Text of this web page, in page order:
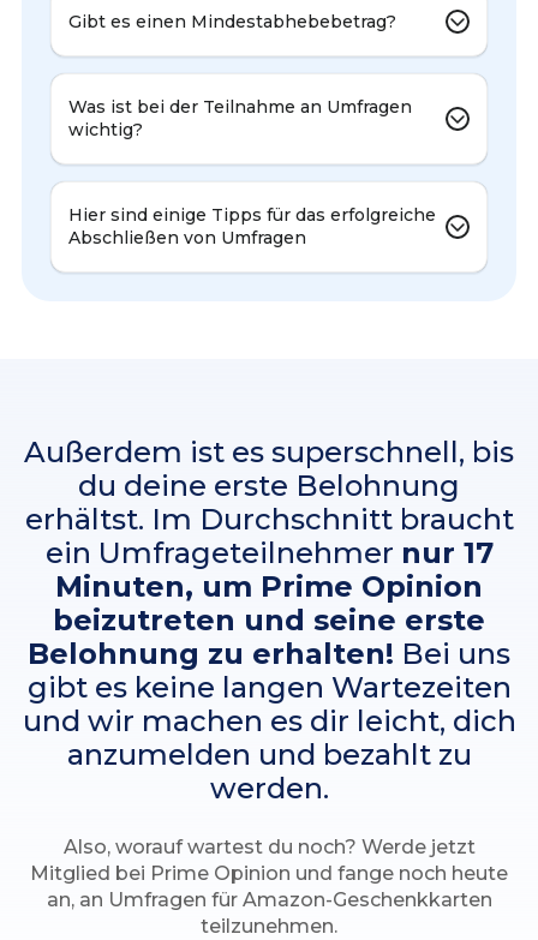
Gibt es einen Mindestabhebebetrag?
Was ist bei der Teilnahme an Umfragen
wichtig?
Hier sind einige Tipps für das erfolgreiche
Abschließen von Umfragen
Außerdem ist es superschnell, bis
du deine erste Belohnung
erhältst. Im Durchschnitt braucht
ein Umfrageteilnehmer nur 17
Minuten, um Prime Opinion
beizutreten und seine erste
Belohnung zu erhalten! Bei uns
gibt es keine langen Wartezeiten
und wir machen es dir leicht, dich
anzumelden und bezahlt zu
werden.
Also, worauf wartest du noch? Werde jetzt
Mitglied bei Prime Opinion und fange noch heute
an, an Umfragen für Amazon-Geschenkkarten
teilzunehmen.